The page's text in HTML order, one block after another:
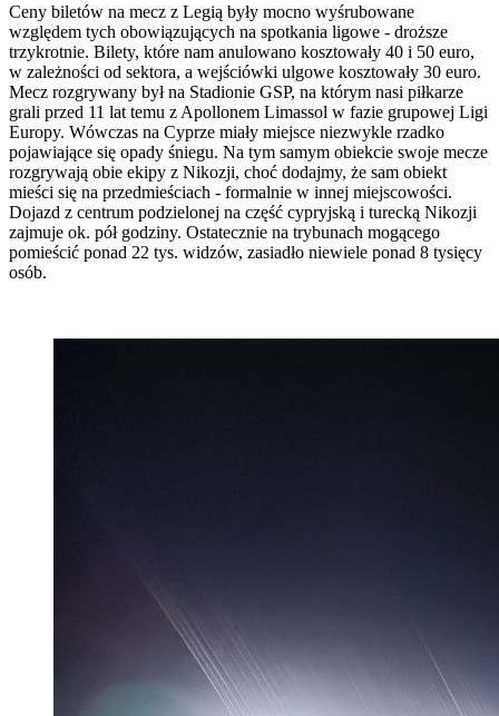
Ceny biletów na mecz z Legią były mocno wyśrubowane
względem tych obowiązujących na spotkania ligowe - droższe
trzykrotnie. Bilety, które nam anulowano kosztowały 40 i 50 euro,
w zależności od sektora, a wejściówki ulgowe kosztowały 30 euro.
Mecz rozgrywany był na Stadionie GSP, na którym nasi piłkarze
grali przed 11 lat temu z Apollonem Limassol w fazie grupowej Ligi
Europy. Wówczas na Cyprze miały miejsce niezwykle rzadko
pojawiające się opady śniegu. Na tym samym obiekcie swoje mecze
rozgrywają obie ekipy z Nikozji, choć dodajmy, że sam obiekt
mieści się na przedmieściach - formalnie w innej miejscowości.
Dojazd z centrum podzielonej na część cypryjską i turecką Nikozji
zajmuje ok. pół godziny. Ostatecznie na trybunach mogącego
pomieścić ponad 22 tys. widzów, zasiadło niewiele ponad 8 tysięcy
osób.